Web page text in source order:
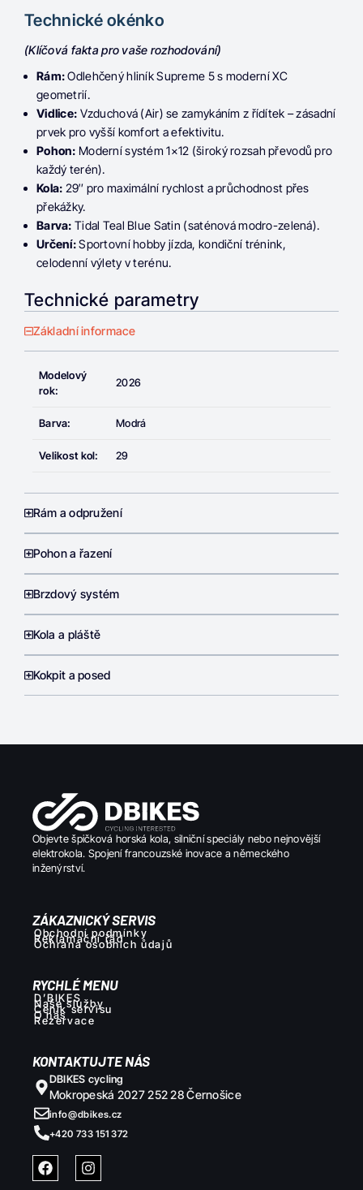
Technické okénko
(Klíčová fakta pro vaše rozhodování)
Rám:Odlehčený hliník Supreme 5 s moderní XC
geometrií.
Vidlice: Vzduchová (Air) se zamykáním z řídítek – zásadní
prvek pro vyšší komfort a efektivitu.
Pohon: Moderní systém 1×12 (široký rozsah převodů pro
každý terén).
Kola: 29″ pro maximální rychlost a průchodnost přes
překážky.
Barva: Tidal Teal Blue Satin (saténová modro-zelená).
Určení:Sportovní hobby jízda, kondiční trénink,
celodenní výlety v terénu.
Technické parametry
Základní informace
Modelový
rok:
2026
Barva: Modrá
Velikost kol: 29
Rám a odpružení
Pohon a řazení
Brzdový systém
Kola a pláště
Kokpit a posed
Objevte špičková horská kola, silniční speciály nebo nejnovější
elektrokola. Spojení francouzské inovace a německého
inženýrství.
ZÁKAZNICKÝ SERVIS
Obchodní podmínky
Reklamační řád
Ochrana osobních ůdajů
RYCHLÉ MENU
D’BIKES
Naše služby
Ceník servisu
O nás
Rezervace
KONTAKTUJTE NÁS
DBIKES cycling
Mokropeská 2027 252 28 Černošice
info@dbikes.cz
+420 733 151 372